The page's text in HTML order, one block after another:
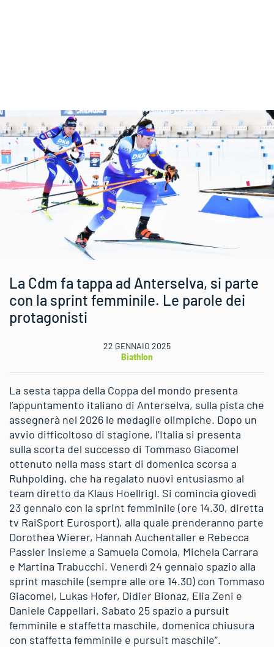
La Cdm fa tappa ad Anterselva, si parte
con la sprint femminile. Le parole dei
protagonisti
22 GENNAIO 2025
Biathlon
La sesta tappa della Coppa del mondo presenta
l’appuntamento italiano di Anterselva, sulla pista che
assegnerà nel 2026 le medaglie olimpiche. Dopo un
avvio difficoltoso di stagione, l’Italia si presenta
sulla scorta del successo di Tommaso Giacomel
ottenuto nella mass start di domenica scorsa a
Ruhpolding, che ha regalato nuovi entusiasmo al
team diretto da Klaus Hoellrigl. Si comincia giovedì
23 gennaio con la sprint femminile (ore 14.30, diretta
tv RaiSport Eurosport), alla quale prenderanno parte
Dorothea Wierer, Hannah Auchentaller e Rebecca
Passler insieme a Samuela Comola, Michela Carrara
e Martina Trabucchi. Venerdì 24 gennaio spazio alla
sprint maschile (sempre alle ore 14.30) con Tommaso
Giacomel, Lukas Hofer, Didier Bionaz, Elia Zeni e
Daniele Cappellari. Sabato 25 spazio a pursuit
femminile e staffetta maschile, domenica chiusura
con staffetta femminile e pursuit maschile”.